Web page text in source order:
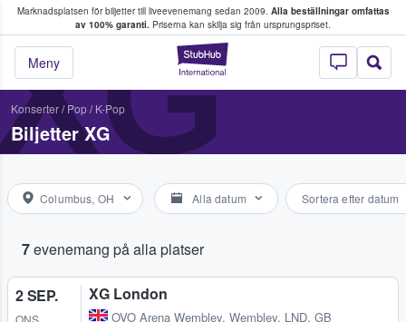
Marknadsplatsen för biljetter till liveevenemang sedan 2009. Alla beställningar omfattas
av 100% garanti. Priserna kan skilja sig från ursprungspriset.
StubHub – där
Meny
köper och säljer biljetter.
Konserter/Pop/ K-Pop
Biljetter XG
Columbus, OH Alla datum Sortera efter datum
7evenemang på alla platser
2 SEP.
ONS
XG London
OVO Arena Wembley, Wembley, LND, GB